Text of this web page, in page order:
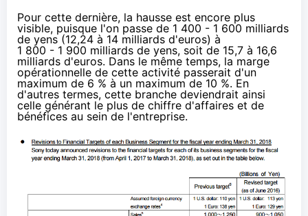
Pour cette dernière, la hausse est encore plus
visible, puisque l'on passe de 1 400 - 1 600 milliards
de yens (12,24 à 14 milliards d'euros) à
1 800 - 1 900 milliards de yens, soit de 15,7 à 16,6
milliards d'euros. Dans le même temps, la marge
opérationnelle de cette activité passerait d'un
maximum de 6 % à un maximum de 10 %. En
d'autres termes, cette branche deviendrait ainsi
celle générant le plus de chiffre d'affaires et de
bénéfices au sein de l'entreprise.